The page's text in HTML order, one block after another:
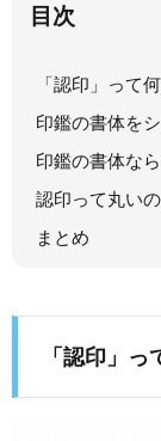
目次
「認印」って
印鑑の書体を
印鑑の書体な
認印って丸い
まとめ
「認印」っ